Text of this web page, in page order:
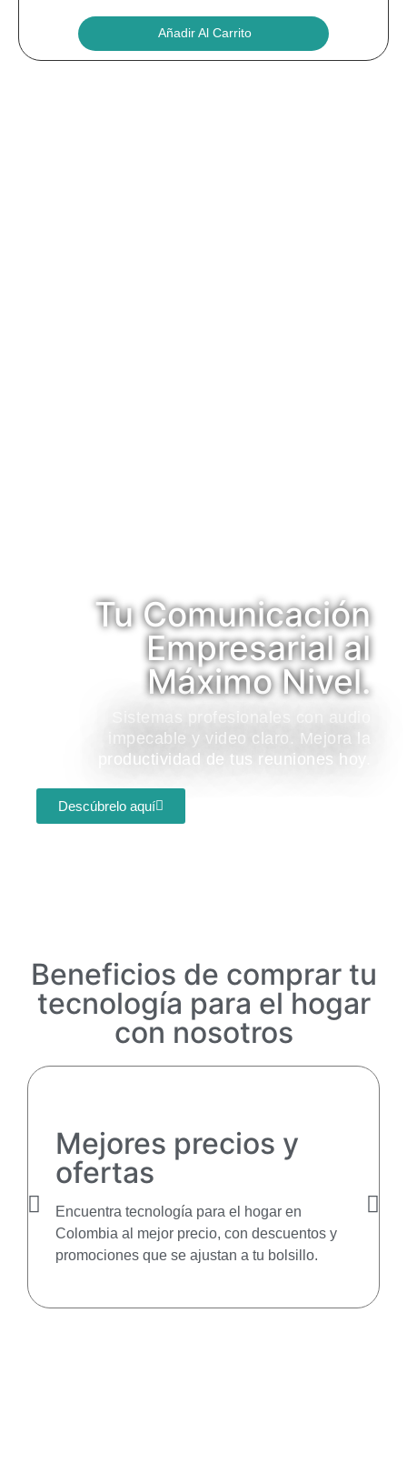
Añadir Al Carrito
Tu Comunicación
Empresarial al
Máximo Nivel.
Sistemas profesionales con audio
impecable y video claro. Mejora la
productividad de tus reuniones hoy.
Descúbrelo aquí
Beneficios de comprar tu
tecnología para el hogar
con nosotros
Mejores precios y
ofertas
Encuentra tecnología para el hogar en
Colombia al mejor precio, con descuentos y
promociones que se ajustan a tu bolsillo.